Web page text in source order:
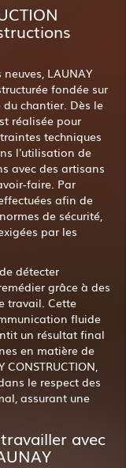
LAUNAY
fondée sur
chantier. Dès le
réalisée pour
techniques
l'utilisation de
avec des artisans
faire. Par
afin de
de sécurité,
par les
détecter
grâce à des
travail. Cette
fluide
un résultat final
en matière de
le respect des
assurant une
avec